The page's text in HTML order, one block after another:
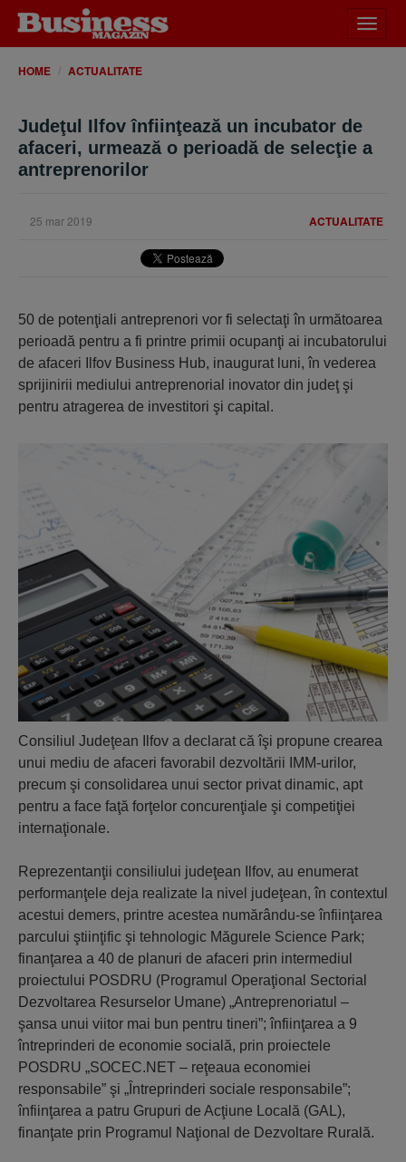
meniu
HOME ACTUALITATE
Judeţul Ilfov înfiinţează un incubator de
afaceri, urmează o perioadă de selecţie a
antreprenorilor
ACTUALITATE
25 mar 2019
50 de potenţiali antreprenori vor fi selectaţi în următoarea
perioadă pentru a fi printre primii ocupanţi ai incubatorului
de afaceri Ilfov Business Hub, inaugurat luni, în vederea
sprijinirii mediului antreprenorial inovator din judeţ şi
pentru atragerea de investitori şi capital.
Consiliul Judeţean Ilfov a declarat că îşi propune crearea
unui mediu de afaceri favorabil dezvoltării IMM-urilor,
precum şi consolidarea unui sector privat dinamic, apt
pentru a face faţă forţelor concurenţiale şi competiţiei
internaţionale.
Reprezentanţii consiliului judeţean Ilfov, au enumerat
performanţele deja realizate la nivel judeţean, în contextul
acestui demers, printre acestea numărându-se înfiinţarea
parcului ştiinţific şi tehnologic Măgurele Science Park;
finanţarea a 40 de planuri de afaceri prin intermediul
proiectului POSDRU (Programul Operaţional Sectorial
Dezvoltarea Resurselor Umane) „Antreprenoriatul –
şansa unui viitor mai bun pentru tineri”; înfiinţarea a 9
întreprinderi de economie socială, prin proiectele
POSDRU „SOCEC.NET – reţeaua economiei
responsabile” şi „Întreprinderi sociale responsabile”;
înfiinţarea a patru Grupuri de Acţiune Locală (GAL),
finanţate prin Programul Naţional de Dezvoltare Rurală.